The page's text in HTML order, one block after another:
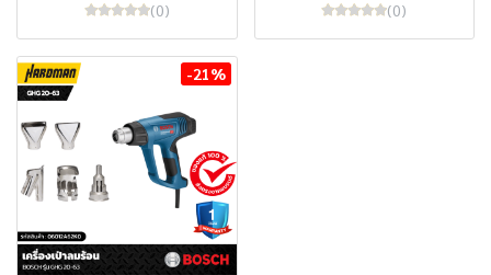
(0) (0)
-21%